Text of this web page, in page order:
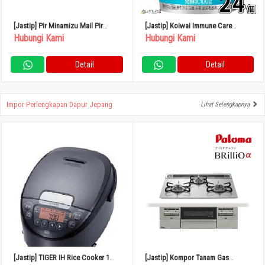
[Jastip] Pir Minamizu Mail Pir
Jepang Kotak Kecil 4 – 6 Buah
Hubungi Kami
Detail
[Jastip] Koiwai Immune Care
Yogurt Rendah Lemak 100g Set isi
Hubungi Kami
Detail
Impor Perlengkapan Dapur Jepang Lihat Selengkapnya
[Jastip] TIGER IH Rice Cooker 1
[Jastip] Kompor Tanam Gas